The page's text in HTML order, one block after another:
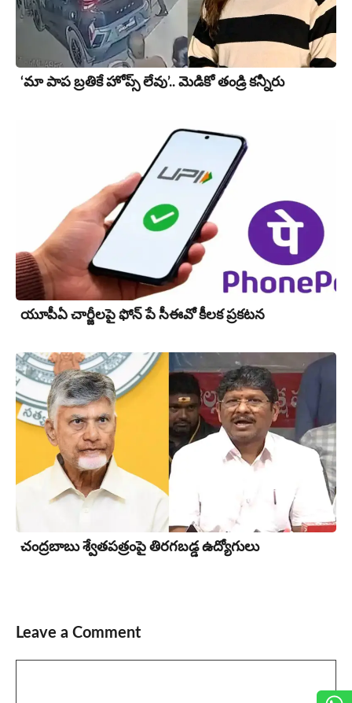
‘మా పాప బ్రతికే హోప్స్ లేవు’.. మెడికో తండ్రి కన్నీరు
యూపీఏ చార్జీల‌పై ఫోన్ పే సీఈవో కీల‌క ప్ర‌క‌ట‌న‌
చంద్రబాబు శ్వేతపత్రంపై తిర‌గ‌బ‌డ్డ ఉద్యోగులు
Leave a Comment